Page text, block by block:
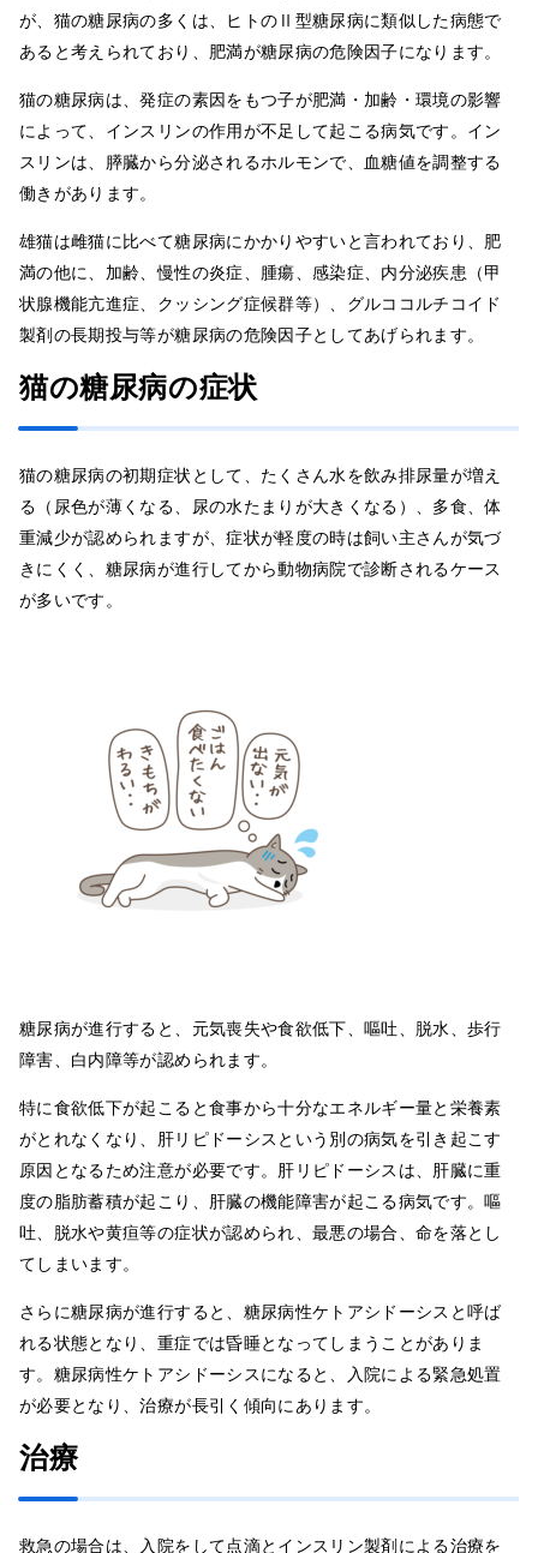
が、猫の糖尿病の多くは、ヒトのⅡ型糖尿病に類似した病態で
あると考えられており、肥満が糖尿病の危険因子になります。
猫の糖尿病は、発症の素因をもつ子が肥満・加齢・環境の影響
によって、インスリンの作用が不足して起こる病気です。イン
スリンは、膵臓から分泌されるホルモンで、血糖値を調整する
働きがあります。
雄猫は雌猫に比べて糖尿病にかかりやすいと言われており、肥
満の他に、加齢、慢性の炎症、腫瘍、感染症、内分泌疾患（甲
状腺機能亢進症、クッシング症候群等）、グルココルチコイド
製剤の長期投与等が糖尿病の危険因子としてあげられます。
猫の糖尿病の症状
猫の糖尿病の初期症状として、たくさん水を飲み排尿量が増え
る（尿色が薄くなる、尿の水たまりが大きくなる）、多食、体
重減少が認められますが、症状が軽度の時は飼い主さんが気づ
きにくく、糖尿病が進行してから動物病院で診断されるケース
が多いです。
糖尿病が進行すると、元気喪失や食欲低下、嘔吐、脱水、歩行
障害、白内障等が認められます。
特に食欲低下が起こると食事から十分なエネルギー量と栄養素
がとれなくなり、肝リピドーシスという別の病気を引き起こす
原因となるため注意が必要です。肝リピドーシスは、肝臓に重
度の脂肪蓄積が起こり、肝臓の機能障害が起こる病気です。嘔
吐、脱水や黄疸等の症状が認められ、最悪の場合、命を落とし
てしまいます。
さらに糖尿病が進行すると、糖尿病性ケトアシドーシスと呼ば
れる状態となり、重症では昏睡となってしまうことがありま
す。糖尿病性ケトアシドーシスになると、入院による緊急処置
が必要となり、治療が長引く傾向にあります。
治療
救急の場合は、入院をして点滴とインスリン製剤による治療を